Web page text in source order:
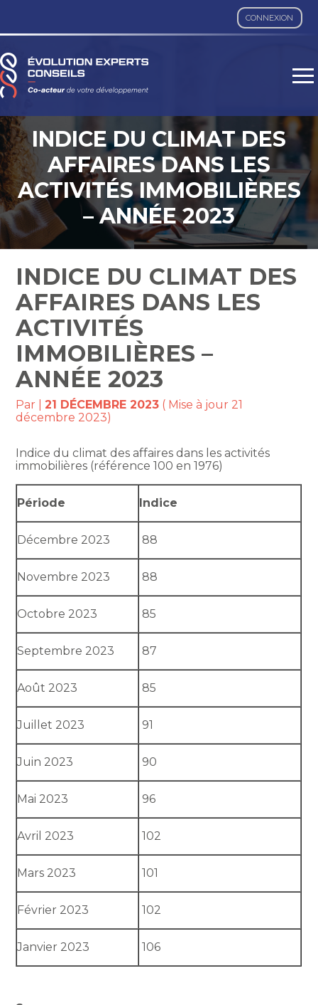
CONNEXION
Aller
au
INDICE DU CLIMAT DES
AFFAIRES DANS LES
ACTIVITÉS IMMOBILIÈRES
– ANNÉE 2023
INDICE DU CLIMAT DES
AFFAIRES DANS LES
ACTIVITÉS
IMMOBILIÈRES –
ANNÉE 2023
Par |21 DÉCEMBRE 2023 ( Mise à jour 21
décembre 2023)
Indice du climat des affaires dans les activités
immobilières (référence 100 en 1976)
Période Indice
Décembre 2023 88
Novembre 2023 88
Octobre 2023 85
Septembre 2023 87
Août 2023 85
Juillet 2023 91
Juin 2023 90
Mai 2023 96
Avril 2023 102
Mars 2023 101
Février 2023 102
Janvier 2023 106